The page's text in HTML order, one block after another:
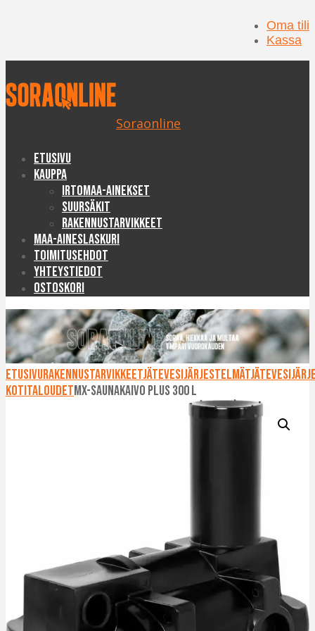
Oma tili
Kassa
Soraonline
Etusivu
Kauppa
Irtomaa-ainekset
Suursäkit
Rakennustarvikkeet
Maa-aineslaskuri
Toimitusehdot
Yhteystiedot
Ostoskori
EtusivuRakennustarvikkeetJätevesijärjestelmät
kotitaloudetMX-Saunakaivo Plus 300 l